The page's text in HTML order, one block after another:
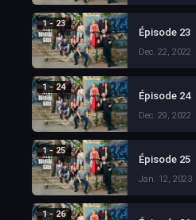
1 - 23
Épisode 23
Dec. 22, 2022
1 - 24
Épisode 24
Dec. 29, 2022
1 - 25
Épisode 25
Jan. 12, 2023
1 - 26